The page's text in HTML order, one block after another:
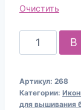
Очистить
Количество
товара
для
вышивания
В
Артикул: 268
Категории:
для вышивания